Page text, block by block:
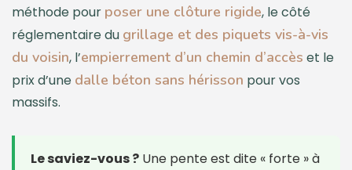
méthode pour poser une clôture rigide, le côté
réglementaire du grillage et des piquets vis-à-vis
du voisin, l’empierrement d’un chemin d’accès et le
prix d’une dalle béton sans hérisson pour vos
massifs.
Le saviez-vous ? Une pente est dite « forte » à